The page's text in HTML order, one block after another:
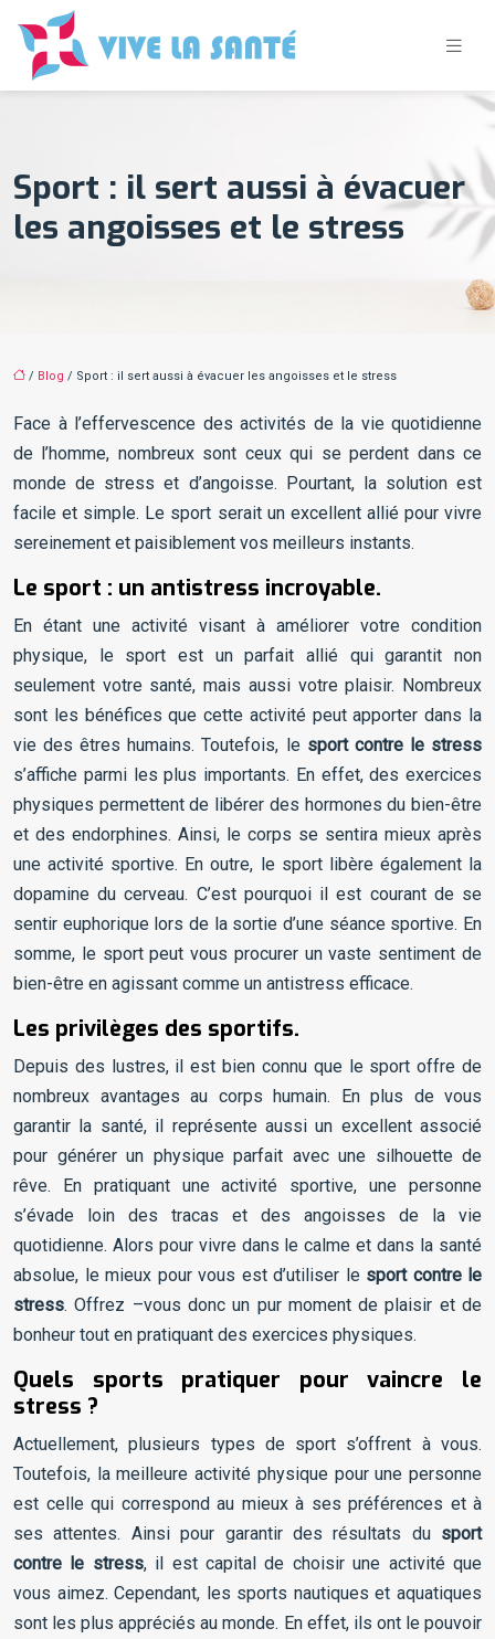
Sport : il sert aussi à évacuer
les angoisses et le stress
/ Blog / Sport : il sert aussi à évacuer les angoisses et le stress
Face à l’effervescence des activités de la vie quotidienne
de l’homme, nombreux sont ceux qui se perdent dans ce
monde de stress et d’angoisse. Pourtant, la solution est
facile et simple. Le sport serait un excellent allié pour vivre
sereinement et paisiblement vos meilleurs instants.
Le sport : un antistress incroyable.
En étant une activité visant à améliorer votre condition
physique, le sport est un parfait allié qui garantit non
seulement votre santé, mais aussi votre plaisir. Nombreux
sont les bénéfices que cette activité peut apporter dans la
vie des êtres humains. Toutefois, le sport contre le stress
s’affiche parmi les plus importants. En effet, des exercices
physiques permettent de libérer des hormones du bien-être
et des endorphines. Ainsi, le corps se sentira mieux après
une activité sportive. En outre, le sport libère également la
dopamine du cerveau. C’est pourquoi il est courant de se
sentir euphorique lors de la sortie d’une séance sportive. En
somme, le sport peut vous procurer un vaste sentiment de
bien-être en agissant comme un antistress efficace.
Les privilèges des sportifs.
Depuis des lustres, il est bien connu que le sport offre de
nombreux avantages au corps humain. En plus de vous
garantir la santé, il représente aussi un excellent associé
pour générer un physique parfait avec une silhouette de
rêve. En pratiquant une activité sportive, une personne
s’évade loin des tracas et des angoisses de la vie
quotidienne. Alors pour vivre dans le calme et dans la santé
absolue, le mieux pour vous est d’utiliser le sport contre le
stress. Offrez –vous donc un pur moment de plaisir et de
bonheur tout en pratiquant des exercices physiques.
Quels sports pratiquer pour vaincre le
stress ?
Actuellement, plusieurs types de sport s’offrent à vous.
Toutefois, la meilleure activité physique pour une personne
est celle qui correspond au mieux à ses préférences et à
ses attentes. Ainsi pour garantir des résultats dusport
contre le stress, il est capital de choisir une activité que
vous aimez. Cependant, les sports nautiques et aquatiques
sont les plus appréciés au monde. En effet, ils ont le pouvoir